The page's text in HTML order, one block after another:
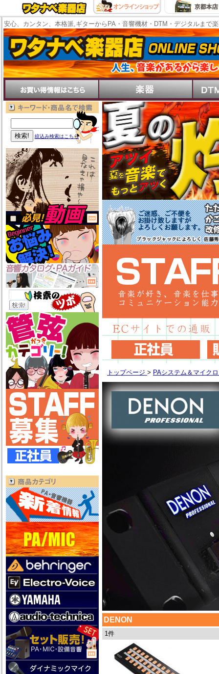
安心、カンタン、本格派,ギターからPA・音響機材・DTM・デジタルまで
絞込み検索はこちら
トップページ > PAシステム＆マイク
DENON
1件